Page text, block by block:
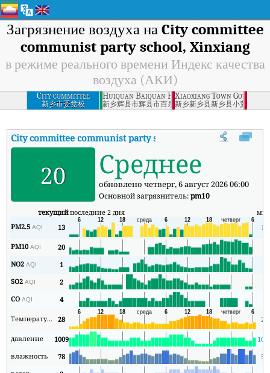
Загрязнение воздуха на City committee
communist party school, Xinxiang
в режиме реального времени Индекс качества
воздуха (АКИ)
City committee
communist party
school, Xinxiang
新乡市委党校
Huiquan Baiquan Hotel, Huixian City,
新乡辉县市辉县市百泉宾馆
Xiaoxiang Town
新乡新乡县新乡县小冀镇政府
City committee communist party school, XinxiangАКИ:
20 Среднее
обновлено четверг, 6 август 2026 06:00
Основной загрязнитель:pm10
текущийпоследние 2 дня
PM2.5AQI 13 13
PM10AQI 20
NO2AQI 1
SO2AQI 2
COAQI 4
Температура 28 25
давление 1009
влажность
78
55